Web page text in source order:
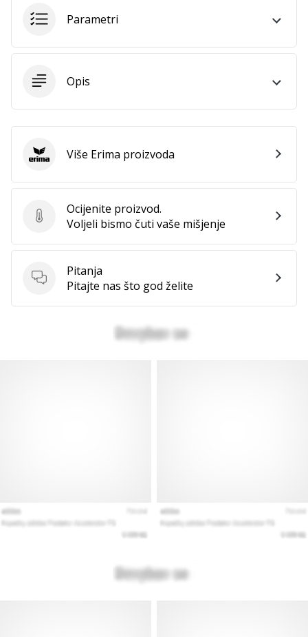
Parametri
Opis
Ocijenite proizvod.
Ocijenite proizvod.
Voljeli bismo čuti vaše mišjenje
Pitanja
Pitanja
Pitajte nas što god želite
Erima Više Erima proizvoda